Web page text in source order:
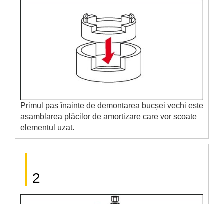
Primul pas înainte de demontarea bucșei vechi este
asamblarea plăcilor de amortizare care vor scoate
elementul uzat.
2